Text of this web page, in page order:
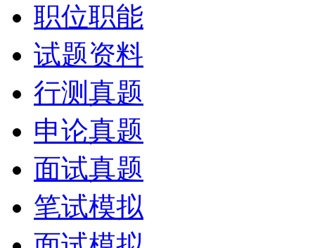
职位职能
试题资料
行测真题
申论真题
面试真题
笔试模拟